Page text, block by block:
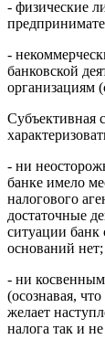
- физические
-
банковской
организациям
Субъективная
- ни
банке имело
налогового
достаточные
ситуации банк
оснований нет;
- ни
(осознавая,
желает
налога так и